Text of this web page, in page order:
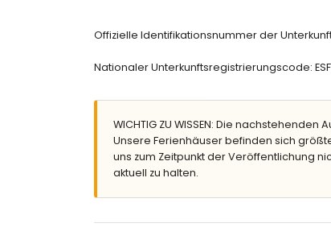
großes und umzäuntes Grundstück
Gemeinschaftsgarten mit Rasen und
Sitzbereich im Freien
privater Garagenstellplatz
Weitere Informationen
nächstgelegener Strand: Playa de
Offizielle Identifikationsnummer der
Nationaler Unterkunftsregistrierungscode:
WICHTIG ZU WISSEN: Die
Unsere Ferienhäuser befinden sich
uns zum Zeitpunkt der Veröffentlichung
aktuell zu halten.